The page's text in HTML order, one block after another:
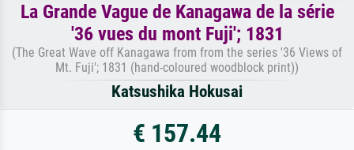
La Grande Vague de Kanagawa de la série
'36 vues du mont Fuji'; 1831
(The Great Wave off Kanagawa from from the series '36 Views of
Mt. Fuji'; 1831 (hand-coloured woodblock print))
Katsushika Hokusai
€ 157.44